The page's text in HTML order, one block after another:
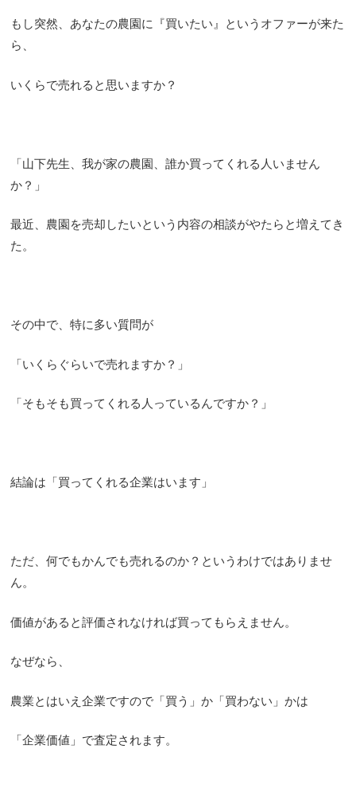
もし突然、あなたの農園に『買いたい』というオファーが来た
ら、
いくらで売れると思いますか？
「山下先生、我が家の農園、誰か買ってくれる人いません
か？」
最近、農園を売却したいという内容の相談がやたらと増えてき
た。
その中で、特に多い質問が
「いくらぐらいで売れますか？」
「そもそも買ってくれる人っているんですか？」
結論は「買ってくれる企業はいます」
ただ、何でもかんでも売れるのか？というわけではありませ
ん。
価値があると評価されなければ買ってもらえません。
なぜなら、
農業とはいえ企業ですので「買う」か「買わない」かは
「企業価値」で査定されます。